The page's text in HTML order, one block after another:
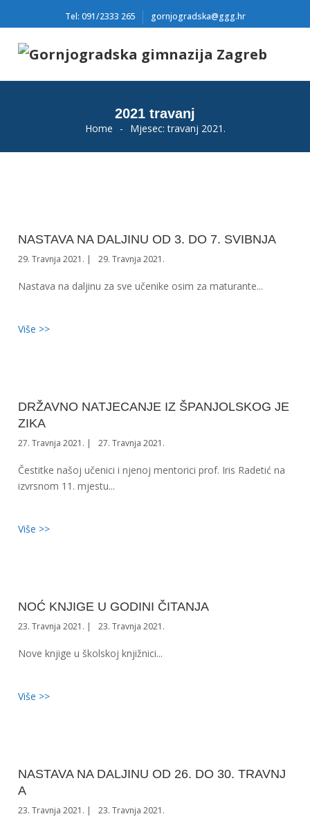
Tel: 091/2333 265 gornjogradska@ggg.hr
2021 travanj
Home - Mjesec:travanj 2021.
NASTAVA NA DALJINU OD 3. DO 7. SVIBNJA
29. Travnja 2021. 29. Travnja 2021.
Nastava na daljinu za sve učenike osim za maturante...
Više >>
DRŽAVNO NATJECANJE IZ ŠPANJOLSKOG JE
ZIKA
27. Travnja 2021. 27. Travnja 2021.
Čestitke našoj učenici i njenoj mentorici prof. Iris Radetić na
izvrsnom 11. mjestu...
Više >>
NOĆ KNJIGE U GODINI ČITANJA
23. Travnja 2021. 23. Travnja 2021.
Nove knjige u školskoj knjižnici...
Više >>
NASTAVA NA DALJINU OD 26. DO 30. TRAVNJ
A
23. Travnja 2021. 23. Travnja 2021.